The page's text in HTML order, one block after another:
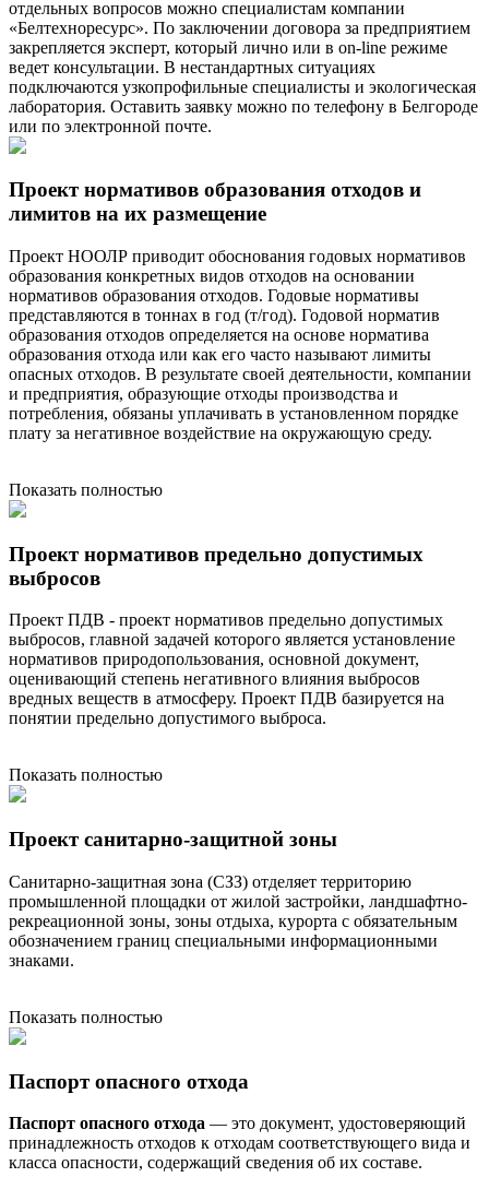
отдельных вопросов можно специалистам компании
«Белтехноресурс». По заключении договора за предприятием
закрепляется эксперт, который лично или в on-line режиме
ведет консультации. В нестандартных ситуациях
подключаются узкопрофильные специалисты и экологическая
лаборатория. Оставить заявку можно по телефону в Белгороде
или по электронной почте.
Проект нормативов образования отходов и
лимитов на их размещение
Проект НООЛР приводит обоснования годовых нормативов
образования конкретных видов отходов на основании
нормативов образования отходов. Годовые нормативы
представляются в тоннах в год (т/год). Годовой норматив
образования отходов определяется на основе норматива
образования отхода или как его часто называют лимиты
опасных отходов. В результате своей деятельности, компании
и предприятия, образующие отходы производства и
потребления, обязаны уплачивать в установленном порядке
плату за негативное воздействие на окружающую среду.
Показать полностью
Проект нормативов предельно допустимых
выбросов
Проект ПДВ - проект нормативов предельно допустимых
выбросов, главной задачей которого является установление
нормативов природопользования, основной документ,
оценивающий степень негативного влияния выбросов
вредных веществ в атмосферу. Проект ПДВ базируется на
понятии предельно допустимого выброса.
Показать полностью
Проект санитарно-защитной зоны
Санитарно-защитная зона (СЗЗ) отделяет территорию
промышленной площадки от жилой застройки, ландшафтно-
рекреационной зоны, зоны отдыха, курорта с обязательным
обозначением границ специальными информационными
знаками.
Показать полностью
Паспорт опасного отхода
Паспорт опасного отхода — это документ, удостоверяющий
принадлежность отходов к отходам соответствующего вида и
класса опасности, содержащий сведения об их составе.